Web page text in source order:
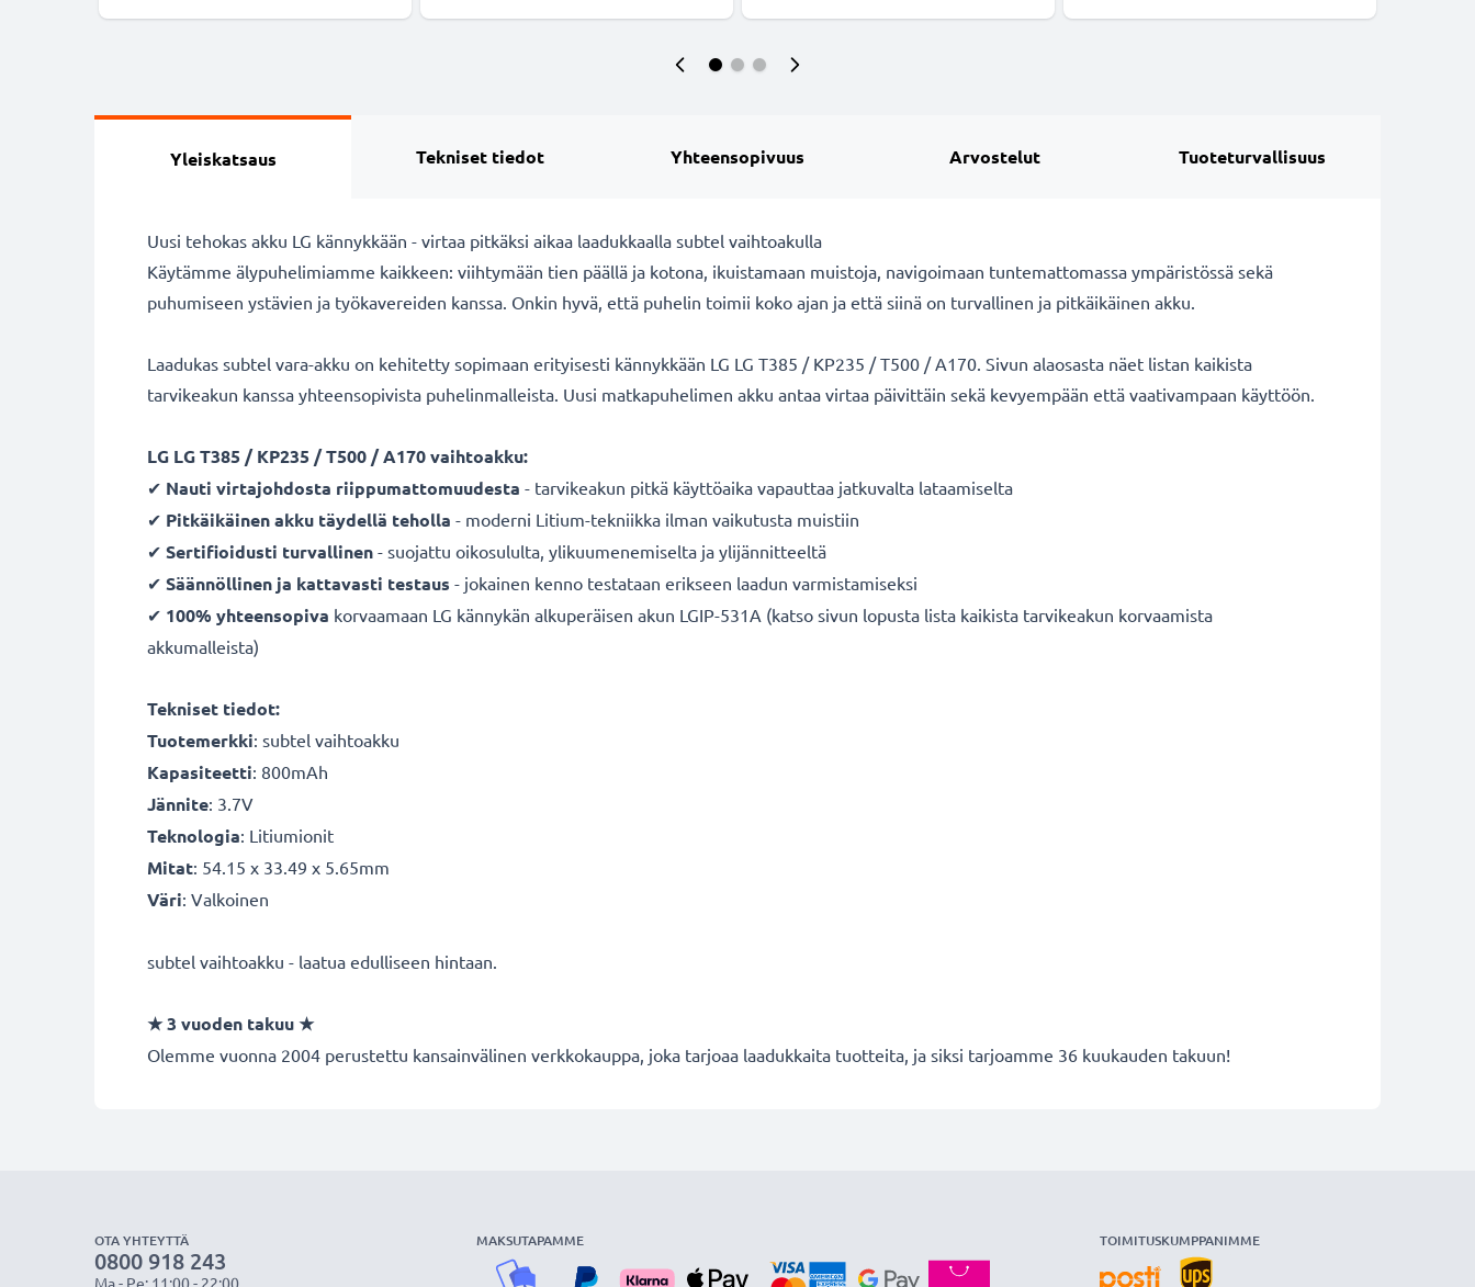
Yleiskatsaus Tekniset tiedot Yhteensopivuus Arvostelut Tuoteturvallisuus
Uusi tehokas akku LG kännykkään - virtaa pitkäksi aikaa laadukkaalla subtel vaihtoakulla
Käytämme älypuhelimiamme kaikkeen: viihtymään tien päällä ja kotona, ikuistamaan muistoja, navigoimaan tuntemattomassa ympäristössä sekä
puhumiseen ystävien ja työkavereiden kanssa. Onkin hyvä, että puhelin toimii koko ajan ja että siinä on turvallinen ja pitkäikäinen akku.
Laadukas subtel vara-akku on kehitetty sopimaan erityisesti kännykkään LG LG T385 / KP235 / T500 / A170. Sivun alaosasta näet listan kaikista
tarvikeakun kanssa yhteensopivista puhelinmalleista. Uusi matkapuhelimen akku antaa virtaa päivittäin sekä kevyempään että vaativampaan käyttöön.
LG LG T385 / KP235 / T500 / A170 vaihtoakku:
✔ Nauti virtajohdosta riippumattomuudesta - tarvikeakun pitkä käyttöaika vapauttaa jatkuvalta lataamiselta
✔ Pitkäikäinenakku täydellä teholla - moderni Litium-tekniikka ilman vaikutusta muistiin
✔ Sertifioidusti turvallinen - suojattu oikosululta, ylikuumenemiselta ja ylijännitteeltä
✔ Säännöllinen ja kattavasti testaus - jokainen kenno testataan erikseen laadun varmistamiseksi
✔ 100% yhteensopiva korvaamaan LG kännykän alkuperäisen akun LGIP-531A (katso sivun lopusta lista kaikista tarvikeakun korvaamista
akkumalleista)
Tekniset tiedot:
Tuotemerkki: subtel vaihtoakku
Kapasiteetti: 800mAh
Jännite: 3.7V
Teknologia: Litiumionit
Mitat: 54.15 x 33.49 x 5.65mm
Väri: Valkoinen
subtel vaihtoakku - laatua edulliseen hintaan.
★3 vuoden takuu★
Olemme vuonna 2004 perustettu kansainvälinen verkkokauppa, joka tarjoaa laadukkaita tuotteita, ja siksi tarjoamme 36 kuukauden takuun!
OTA YHTEYTTÄ
0800 918 243
Ma - Pe: 11:00 - 22:00
MAKSUTAPAMME TOIMITUSKUMPPANIMME